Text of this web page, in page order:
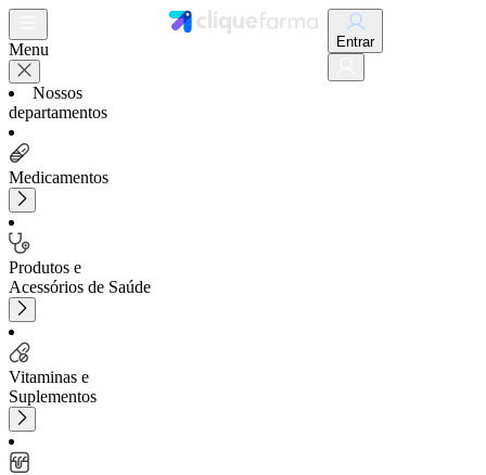
Menu
Nossos
departamentos
Medicamentos
Produtos e
Acessórios de Saúde
Vitaminas e
Suplementos
Entrar